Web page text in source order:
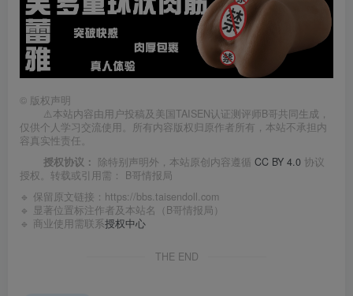
© 版权声明
⚠️本站内容由用户投稿及美国TAISEN认证测评师B哥共同生成，
仅供个人学习交流使用。所有内容版权归原作者所有，本站不承担内
容真实性责任。
授权协议： 除特别声明外，本站原创内容遵循 CC BY 4.0 协议
授权。转载或引用需： B哥情报局
🔹 保留原文链接： https://bbs.taisendoll.com
🔹 显著位置标注作者及本站名（B哥情报局）
🔹 商业使用需联系授权中心
THE END